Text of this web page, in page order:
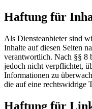
Haftung für
Als Diensteanbieter sind
Inhalte auf diesen Seiten
verantwortlich. Nach §§ 8
jedoch nicht verpflichtet,
Informationen zu
die auf eine rechtswidrige
Haftung für